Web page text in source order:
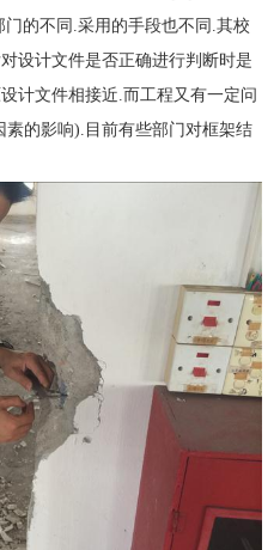
的不同.采用的手段也不同.其校
设计文件是否正确进行判断时是
计文件相接近.而工程又有一定问
的影响).目前有些部门对框架结